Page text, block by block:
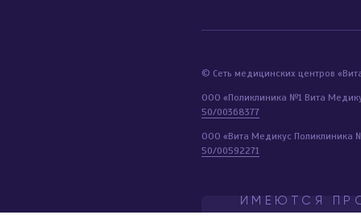
© Сеть медицинских центров
ООО «Поликлиника №1 Вита
50/00368377
ООО «Вита Медикус Поликлиника
50/00592271
ИМЕЮТСЯ